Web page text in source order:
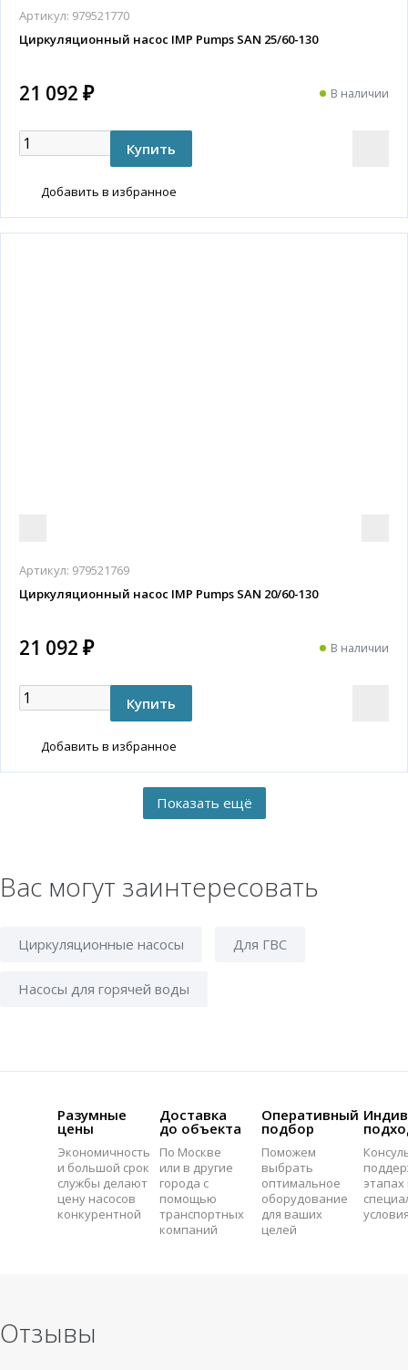
Артикул: 979521770
Циркуляционный насос IMP Pumps SAN 25/60-130
21 092 ₽ В наличии
Добавить в избранное
Артикул: 979521769
Циркуляционный насос IMP Pumps SAN 20/60-130
21 092 ₽ В наличии
Добавить в избранное
Вас могут заинтересовать
Циркуляционные насосы Для ГВС
Насосы для горячей воды
Разумные
цены
Экономичность
и большой срок
службы делают
цену насосов
конкурентной
Доставка
до объекта
По Москве
или в другие
города с
помощью
транспортных
компаний
Оперативный
подбор
Поможем
выбрать
оптимальное
оборудование
для ваших
целей
этапах
Отзывы